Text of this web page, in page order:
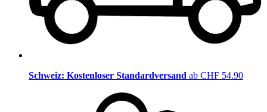
Schweiz: Kostenloser Standardversand ab CHF 54.90